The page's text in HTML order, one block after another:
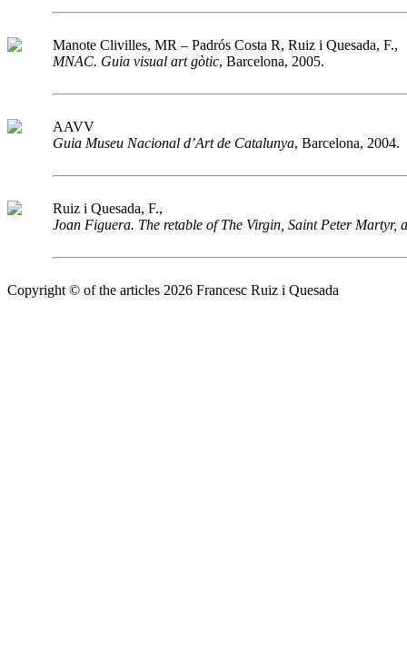
Manote Clivilles, MR – Padrós Costa R, Ruiz i Quesada, F.,
MNAC. Guia visual art gòtic, Barcelona, 2005.
AAVV
Guia Museu Nacional d’Art de Catalunya, Barcelona, 2004.
Ruiz i Quesada, F.,
Joan Figuera. The retable of The Virgin, Saint Peter Martyr,
Copyright © of the articles 2026 Francesc Ruiz i Quesada